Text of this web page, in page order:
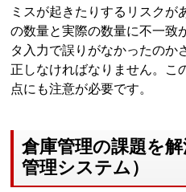
ミスが起きたりするリスクが
の数量と実際の数量に不一致
タ入力で誤りがなかったのか
正しなければなりません。こ
点にも注意が必要です。
倉庫管理の課題を
管理システム）